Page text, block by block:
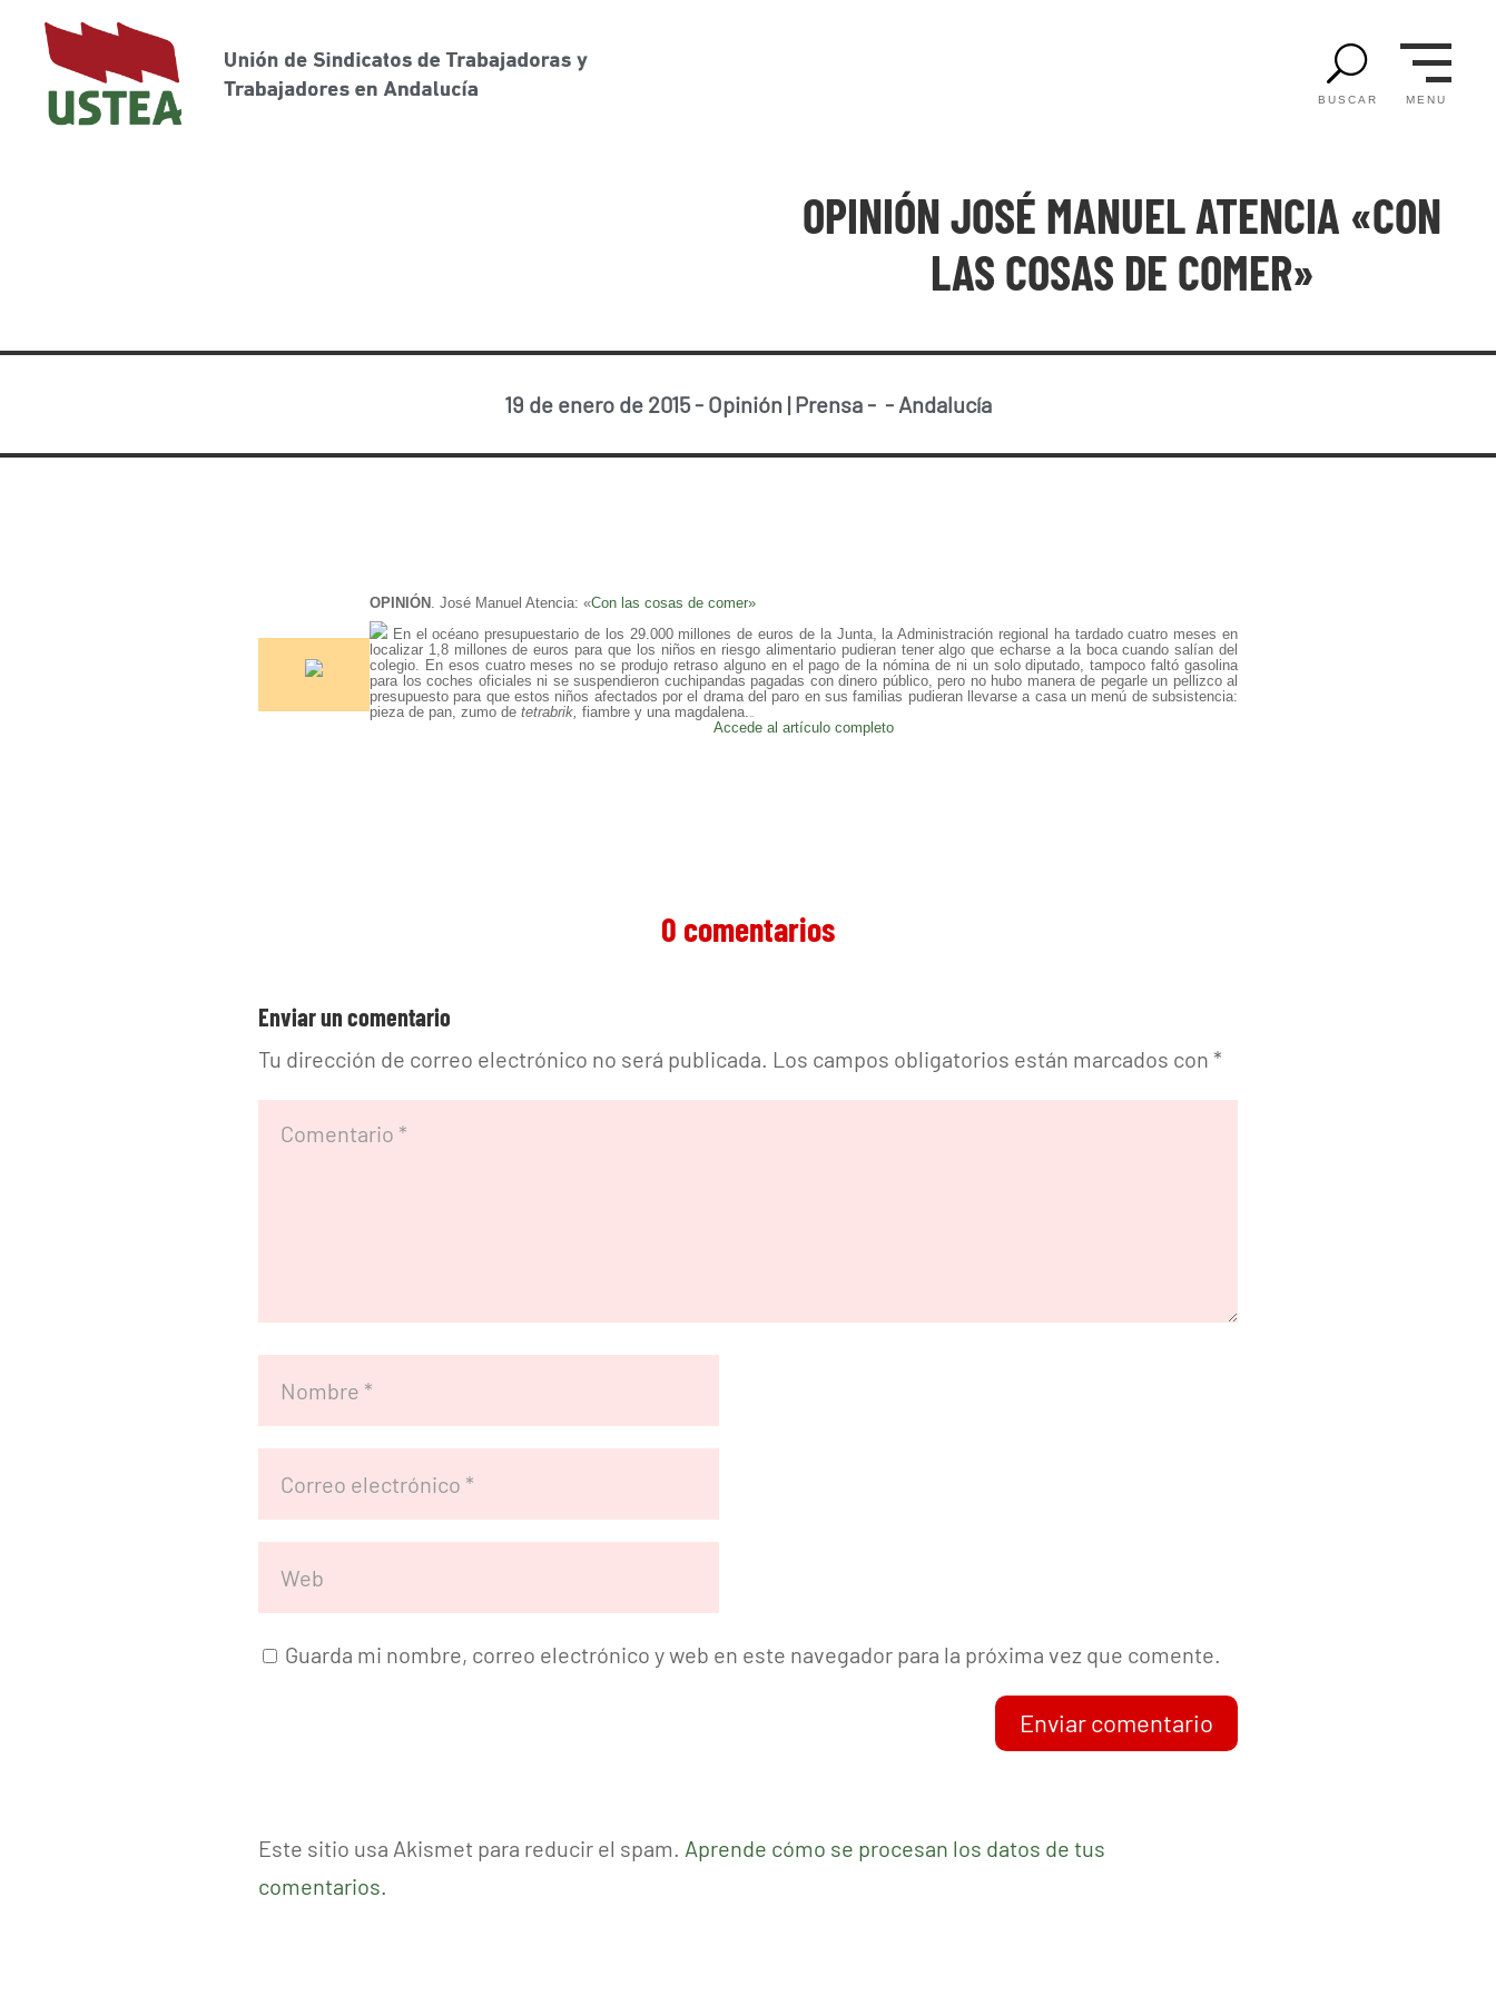
U
BUSCAR MENU
OPINIÓN JOSÉ MANUEL ATENCIA «CON
LAS COSAS DE COMER»
19 de enero de 2015- Opinión |Prensa- - Andalucía
OPINIÓN . José Manuel Atencia: «Con las cosas de comer»
En el océano presupuestario de los 29.000 millones de euros de la Junta, la Administración regional ha tardado cuatro meses en
localizar 1,8 millones de euros para que los niños en riesgo alimentario pudieran tener algo que echarse a la boca cuando salían del
colegio. En esos cuatro meses no se produjo retraso alguno en el pago de la nómina de ni un solo diputado, tampoco faltó gasolina
para los coches oficiales ni se suspendieron cuchipandas pagadas con dinero público, pero no hubo manera de pegarle un pellizco al
presupuesto para que estos niños afectados por el drama del paro en sus familias pudieran llevarse a casa un menú de subsistencia:
pieza de pan, zumo de tetrabrik, fiambre y una magdalena.
Accede al artículo completo
0 comentarios
Enviar un comentario
Tu dirección de correo electrónico no será publicada. Los campos obligatorios están marcados con *
Guarda mi nombre, correo electrónico y web en este navegador para la próxima vez que comente.
Enviar comentario
Este sitio usa Akismet para reducir el spam. Aprende cómo se procesan los datos de tus
comentarios.